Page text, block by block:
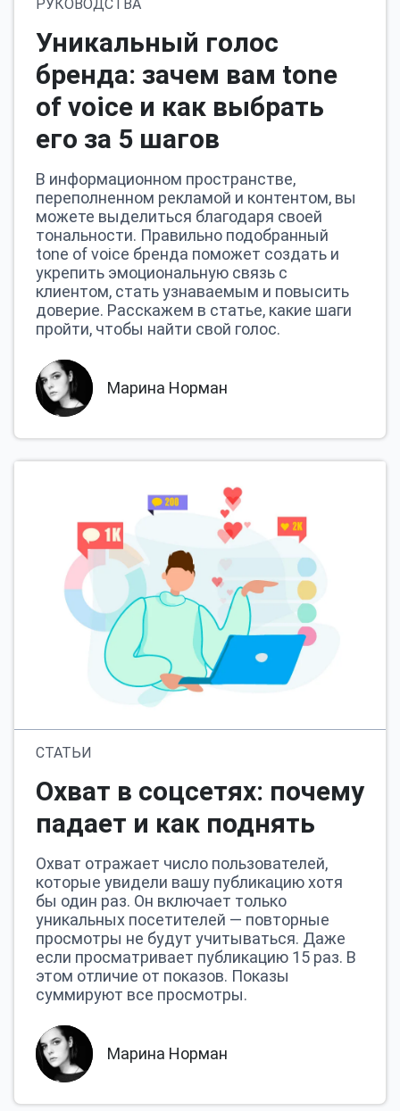
РУКОВОДСТВА
Уникальный голос
бренда: зачем вам tone
of voice и как выбрать
его за 5 шагов
В информационном пространстве,
переполненном рекламой и контентом, вы
можете выделиться благодаря своей
тональности. Правильно подобранный
tone of voice бренда поможет создать и
укрепить эмоциональную связь с
клиентом, стать узнаваемым и повысить
доверие. Расскажем в статье, какие шаги
пройти, чтобы найти свой голос.
Марина Норман
СТАТЬИ
Охват в соцсетях: почему
падает и как поднять
Охват отражает число пользователей,
которые увидели вашу публикацию хотя
бы один раз. Он включает только
уникальных посетителей — повторные
просмотры не будут учитываться. Даже
если просматривает публикацию 15 раз. В
этом отличие от показов. Показы
суммируют все просмотры.
Марина Норман